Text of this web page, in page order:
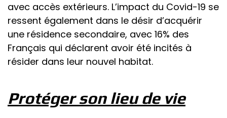
avec accès extérieurs. L’impact du Covid-19 se
ressent également dans le désir d’acquérir
une résidence secondaire, avec 16% des
Français qui déclarent avoir été incités à
résider dans leur nouvel habitat.
Protéger son lieu de vie